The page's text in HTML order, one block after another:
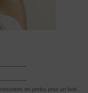
en perles pour un look